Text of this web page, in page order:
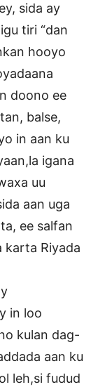
sida ay
tiri “dan
hooyo
doono ee
balse,
in aan ku
igana
uu
aan uga
ee salfan
karta Riyada
in loo
kulan dag-
aan ku
leh,si fudud